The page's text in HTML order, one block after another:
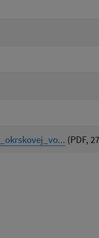
(PDF,